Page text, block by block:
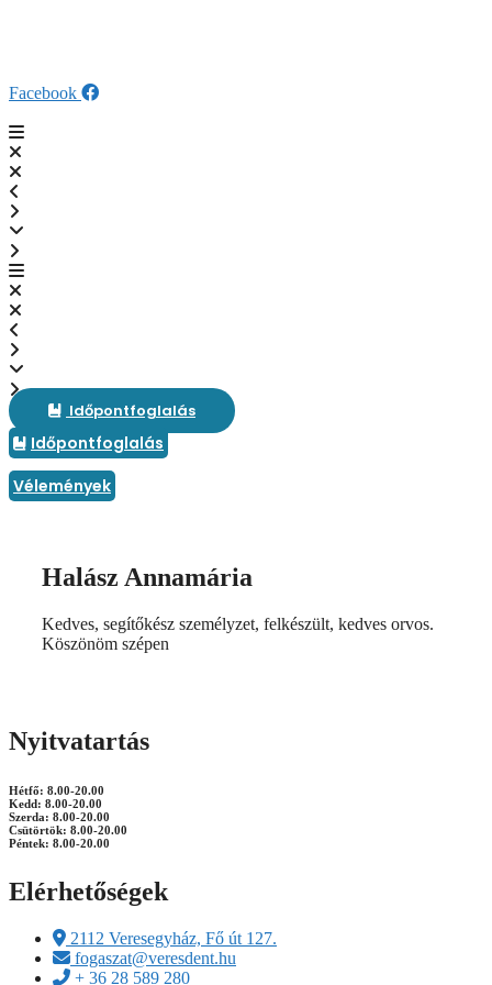
Facebook
Időpontfoglalás
Időpontfoglalás
Vélemények
Halász Annamária
Kedves, segítőkész személyzet, felkészült, kedves orvos.
Köszönöm szépen
Nyitvatartás
Hétfő: 8.00-20.00
Kedd: 8.00-20.00
Szerda: 8.00-20.00
Csütörtök: 8.00-20.00
Péntek: 8.00-20.00
Elérhetőségek
2112 Veresegyház, Fő út 127.
fogaszat@veresdent.hu
+ 36 28 589 280